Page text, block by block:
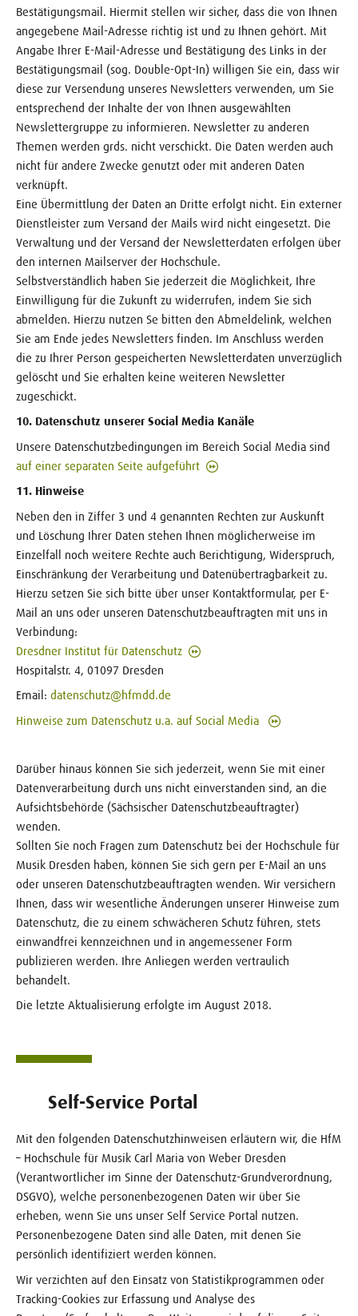
Bestätigungsmail. Hiermit stellen wir sicher, dass die von Ihnen
angegebene Mail-Adresse richtig ist und zu Ihnen gehört. Mit
Angabe Ihrer E-Mail-Adresse und Bestätigung des Links in der
Bestätigungsmail (sog. Double-Opt-In) willigen Sie ein, dass wir
diese zur Versendung unseres Newsletters verwenden, um Sie
entsprechend der Inhalte der von Ihnen ausgewählten
Newslettergruppe zu informieren. Newsletter zu anderen
Themen werden grds. nicht verschickt. Die Daten werden auch
nicht für andere Zwecke genutzt oder mit anderen Daten
verknüpft.
Eine Übermittlung der Daten an Dritte erfolgt nicht. Ein externer
Dienstleister zum Versand der Mails wird nicht eingesetzt. Die
Verwaltung und der Versand der Newsletterdaten erfolgen über
den internen Mailserver der Hochschule.
Selbstverständlich haben Sie jederzeit die Möglichkeit, Ihre
Einwilligung für die Zukunft zu widerrufen, indem Sie sich
abmelden. Hierzu nutzen Se bitten den Abmeldelink, welchen
Sie am Ende jedes Newsletters finden. Im Anschluss werden
die zu Ihrer Person gespeicherten Newsletterdaten unverzüglich
gelöscht und Sie erhalten keine weiteren Newsletter
zugeschickt.
10. Datenschutz unserer Social Media Kanäle
Unsere Datenschutzbedingungen im Bereich Social Media sind
auf einer separaten Seite aufgeführt
11. Hinweise
Neben den in Ziffer 3 und 4 genannten Rechten zur Auskunft
und Löschung Ihrer Daten stehen Ihnen möglicherweise im
Einzelfall noch weitere Rechte auch Berichtigung, Widerspruch,
Einschränkung der Verarbeitung und Datenübertragbarkeit zu.
Hierzu setzen Sie sich bitte über unser Kontaktformular, per E-
Mail an uns oder unseren Datenschutzbeauftragten mit uns in
Verbindung:
Dresdner Institut für Datenschutz
Hospitalstr. 4, 01097 Dresden
Email: datenschutz@hfmdd.de
Hinweise zum Datenschutz u.a. auf Social Media
Darüber hinaus können Sie sich jederzeit, wenn Sie mit einer
Datenverarbeitung durch uns nicht einverstanden sind, an die
Aufsichtsbehörde (Sächsischer Datenschutzbeauftragter)
wenden.
Sollten Sie noch Fragen zum Datenschutz bei der Hochschule für
Musik Dresden haben, können Sie sich gern per E-Mail an uns
oder unseren Datenschutzbeauftragten wenden. Wir versichern
Ihnen, dass wir wesentliche Änderungen unserer Hinweise zum
Datenschutz, die zu einem schwächeren Schutz führen, stets
einwandfrei kennzeichnen und in angemessener Form
publizieren werden. Ihre Anliegen werden vertraulich
behandelt.
Die letzte Aktualisierung erfolgte im August 2018.
Self-Service Portal
Mit den folgenden Datenschutzhinweisen erläutern wir, die HfM
– Hochschule für Musik Carl Maria von Weber Dresden
(Verantwortlicher im Sinne der Datenschutz-Grundverordnung,
DSGVO), welche personenbezogenen Daten wir über Sie
erheben, wenn Sie uns unser Self Service Portal nutzen.
Personenbezogene Daten sind alle Daten, mit denen Sie
persönlich identifiziert werden können.
Wir verzichten auf den Einsatz von Statistikprogrammen oder
Tracking-Cookies zur Erfassung und Analyse des